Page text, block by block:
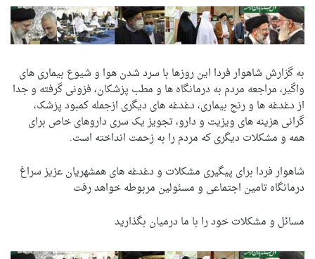
به گزارش شاهوار فردا این روزها با سرد شدن هوا و شیوع بیماری های
واگیر، مراجعه مردم به درمانگاه ها و مطب پزشکان، فزونی گرفته و جدا
از دغدغه ها و رنج بیماری، دغدغه های دیگری ازجمله کمبود پزشک،
گرانی هزینه های ویزیت و دارو، تجویز یک سری داروهای خاص برای
همه و مشکلات دیگری که مردم را به زحمت انداخته است.
شاهوار فردا برای پیگیری مشکلات و دغدغه های همشهریان عزیز سراغ
درمانگاه تامین اجتماعی و مسئولین مربوطه خواهد رفت
مسائل و مشکلات خود را با ما درمیان بگذارید